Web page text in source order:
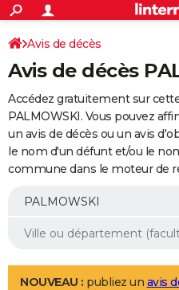
ACTUALITÉS
Politique
Société
Faits Divers
Education
Monde
Villes
+
SPORT
Coupe du monde 2026
Football
Tennis
Cyclisme
Rugby
Forum
Programme TV
TNT
Streaming
Cinéma
Sorties cinéma
Musique
+
FINANCE
Impôts
Immobilier
Risques naturels par ville
Banque
Assurance
Crédit
AUTO
Essais
Réserver un essai
Citadines
Berlines
SUV
Forum auto
+
Mobiles
Meilleur smartphone
Internet
Ordinateurs
Jeux vidéo
Guide high-tech
Aménagement intérieur
LIFESTYLE
Avis de décès
Avis de décès
Accédez gratuitement sur
PALMOWSKI. Vous pouvez
un avis de décès ou un avis
le nom d'un défunt et/ou le
commune dans le moteur de
NOUVEAU : publiez un avis